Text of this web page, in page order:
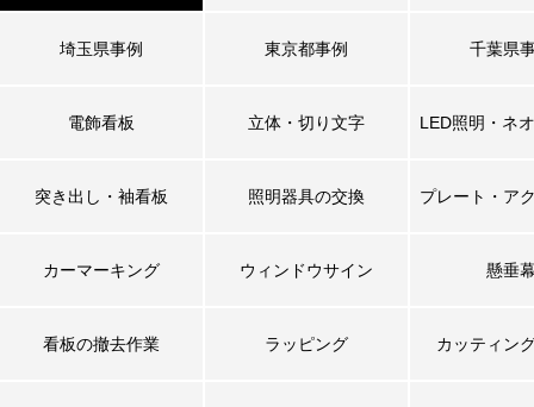
埼玉県事例 東京都事例 千葉県
電飾看板 立体・切り文字 LED照明・ネ
突き出し・袖看板 照明器具の交換 プレート・ア
カーマーキング ウィンドウサイン 懸垂
看板の撤去作業 ラッピング カッティン